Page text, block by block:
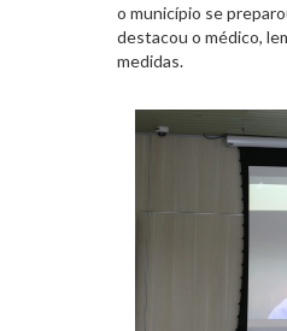
o município se
destacou o médico,
medidas.